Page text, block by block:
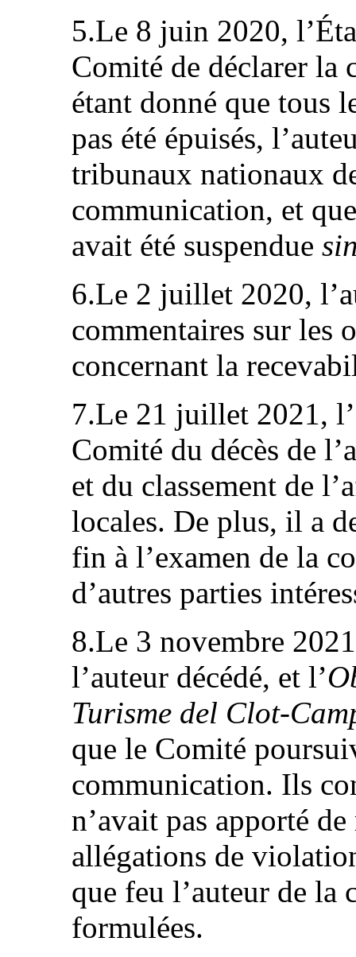
5.Le 8 juin 2020,
Comité de déclarer la
étant donné que tous
pas été épuisés,
tribunaux nationaux
communication, et
avait été suspendue
6.Le 2 juillet 2020,
commentaires sur les
concernant la
7.Le 21 juillet 2021,
Comité du décès de
et du classement de
locales. De plus, il a
fin à l’examen de la
d’autres parties
8.Le 3 novembre
l’auteur décédé, et l’
Turisme del Clot-
que le Comité
communication. Ils
n’avait pas apporté
allégations de
que feu l’auteur de
formulées.